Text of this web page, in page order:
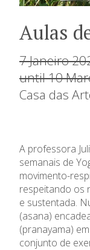
Aulas
7 Janeiro
until 10
Casa das
A professora
semanais de
movimento-
respeitando os
e sustentada.
(asana)
(pranayama)
conjunto de